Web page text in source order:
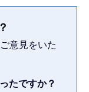
意見をいた
たですか？